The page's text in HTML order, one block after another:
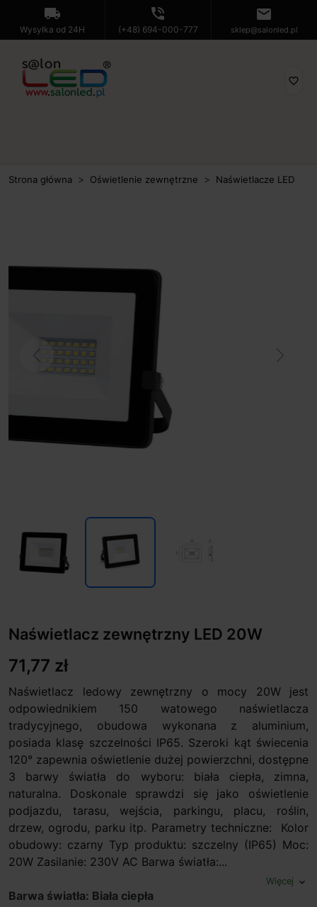
local_shipping
Wysyłka od 24H
phone_in_talk
(+48) 694-000-777
mail
sklep@salonled.pl
favorite_border
Strona główna Oświetlenie zewnętrzne Naświetlacze LED
Previous
Naświetlacz zewnętrzny LED 20W
71,77 zł
Naświetlacz ledowy zewnętrzny o mocy 20W jest
odpowiednikiem 150 watowego naświetlacza
tradycyjnego, obudowa wykonana z aluminium,
posiada klasę szczelności IP65. Szeroki kąt świecenia
120° zapewnia oświetlenie dużej powierzchni, dostępne
3 barwy światła do wyboru: biała ciepła, zimna,
naturalna. Doskonale sprawdzi się jako oświetlenie
podjazdu, tarasu, wejścia, parkingu, placu, roślin,
drzew, ogrodu, parku itp. Parametry techniczne: Kolor
obudowy: czarny Typ produktu: szczelny (IP65) Moc:
20W Zasilanie: 230V AC Barwa światła:...
Więcej expand_more
Barwa światła: Biała ciepła